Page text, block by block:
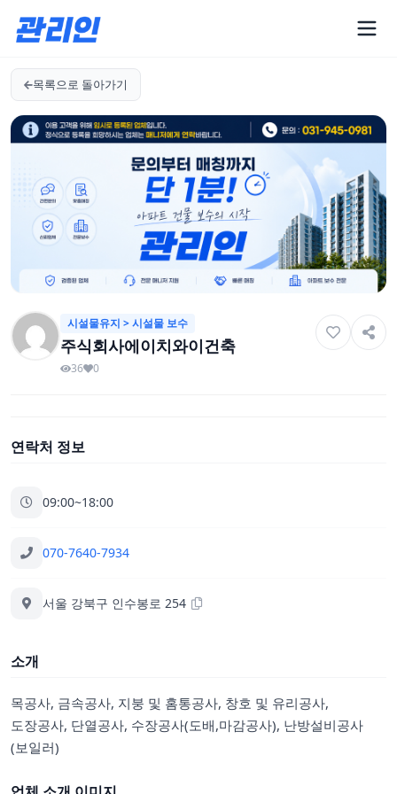
목록으로 돌아가기
시설물유지 > 시설물 보수
주식회사에이치와이건축
36 0
연락처 정보
09:00~18:00
070-7640-7934
서울 강북구 인수봉로 254
소개
목공사, 금속공사, 지붕 및 홈통공사, 창호 및 유리공사,
도장공사, 단열공사, 수장공사(도배,마감공사), 난방설비공사
(보일러)